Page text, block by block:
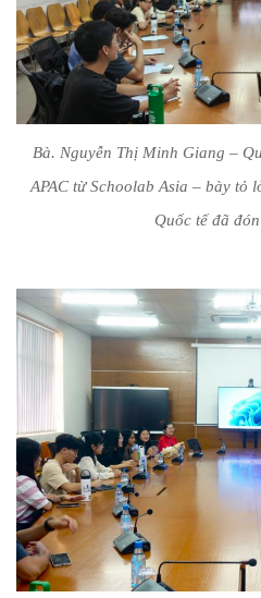
Bà. Nguyễn Thị Minh Giang –
APAC từ Schoolab Asia – bày tỏ
Quốc tế đã